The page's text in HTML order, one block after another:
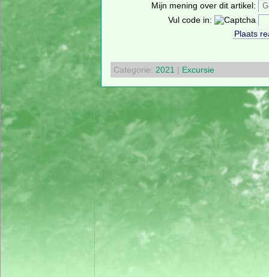
Mijn mening over dit artikel:
Vul code in:
Categorie: 2021 | Excursie